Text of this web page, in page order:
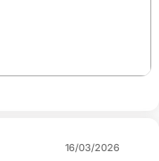
16/03/2026